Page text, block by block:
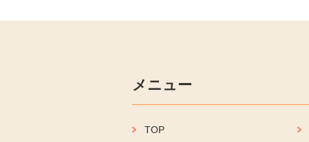
メニュー
TOP